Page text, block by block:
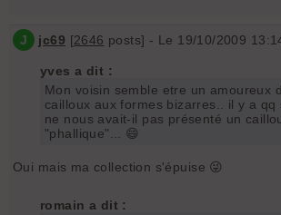
J jc69 [2646 posts] - Le 19/10/2009
yves a dit :
Mon voisin semble etre un amoureux
cailloux aux formes bizarres.. il y a qq
ne nous avait-il pas présenté un
"phallique"... 😄
Oui mais ma collection s'épuise 😜
romain a dit :